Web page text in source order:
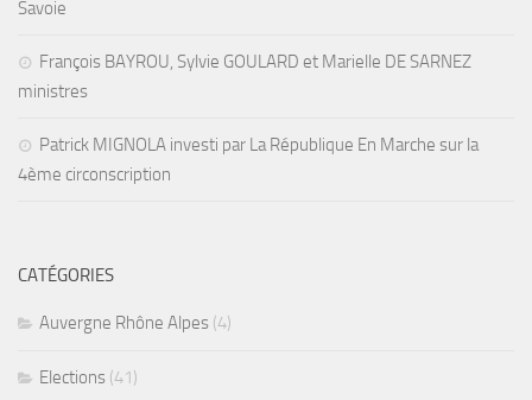
Savoie
François BAYROU, Sylvie GOULARD et Marielle DE SARNEZ
ministres
Patrick MIGNOLA investi par La République En Marche sur la
4ème circonscription
CATÉGORIES
Auvergne Rhône Alpes (4)
Elections (41)